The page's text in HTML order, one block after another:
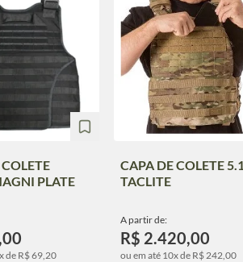
PLATE
de R$ 69,20
CAPA DE COLETE
TACLITE
A partir de:
R$ 2.420,00
ou em até 10x de R$ 242,00